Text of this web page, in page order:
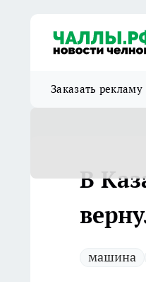
Заказать рекламу
В
машина